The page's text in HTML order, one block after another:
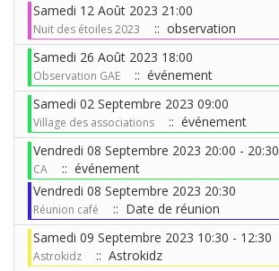
Samedi 12 Août 2023 21:00
Nuit des étoiles 2023
:: observation
Samedi 26 Août 2023 18:00
Observation GAE
:: événement
Samedi 02 Septembre 2023 09:00
Village des associations
:: événement
Vendredi 08 Septembre 2023 20:00 - 20:30
CA
:: événement
Vendredi 08 Septembre 2023 20:30
Réunion café
:: Date de réunion
Samedi 09 Septembre 2023 10:30 - 12:30
Astrokidz
:: Astrokidz